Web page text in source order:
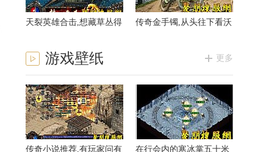
天裂英雄合击,想藏草丛得
传奇金手镯,从头往下看沃
更多
游戏壁纸
传奇小说推荐,有玩家问有
在行会内的寒冰掌五十米